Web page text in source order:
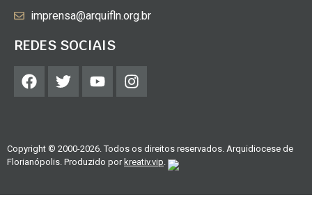
imprensa@arquifln.org.br
REDES SOCIAIS
Copyright © 2000-2026. Todos os direitos reservados. Arquidiocese de
Florianópolis. Produzido porkreativ.vip